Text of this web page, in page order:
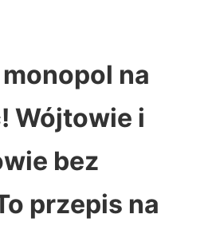
na
Wójtowie i
bez
przepis na